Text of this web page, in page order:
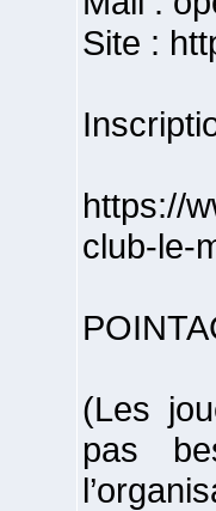
Site :
https://
club-le-
(Les
pas